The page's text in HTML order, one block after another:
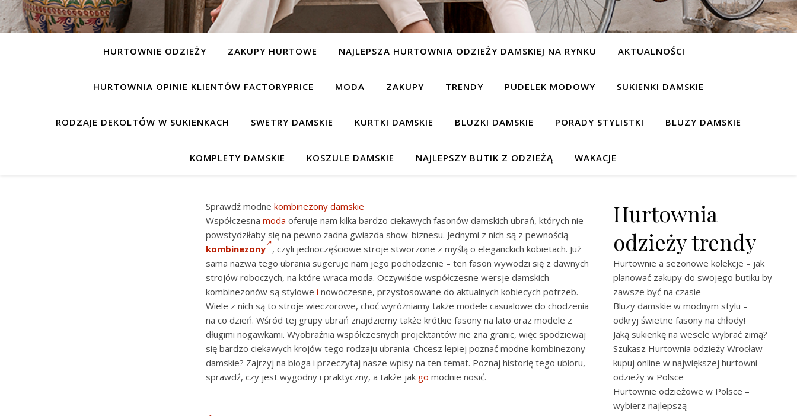
HURTOWNIE ODZIEŻY ZAKUPY HURTOWE NAJLEPSZA HURTOWNIA ODZIEŻY DAMSKIEJ NA RYNKU AKTUALNOŚCI
HURTOWNIA OPINIE KLIENTÓW FACTORYPRICE MODA ZAKUPY TRENDY PUDELEK MODOWY SUKIENKI DAMSKIE
RODZAJE DEKOLTÓW W SUKIENKACH SWETRY DAMSKIE KURTKI DAMSKIE BLUZKI DAMSKIE PORADY STYLISTKI BLUZY DAMSKIE
KOMPLETY DAMSKIE KOSZULE DAMSKIE NAJLEPSZY BUTIK Z ODZIEŻĄ WAKACJE
Sprawdź modne kombinezony damskie
Współczesna moda oferuje nam kilka bardzo ciekawych fasonów damskich ubrań, których nie
powstydziłaby się na pewno żadna gwiazda show-biznesu. Jednymi z nich są z pewnością
kombinezony , czyli jednoczęściowe stroje stworzone z myślą o eleganckich kobietach. Już
sama nazwa tego ubrania sugeruje nam jego pochodzenie – ten fason wywodzi się z dawnych
strojów roboczych, na które wraca moda. Oczywiście współczesne wersje damskich
kombinezonów są stylowe i nowoczesne, przystosowane do aktualnych kobiecych potrzeb.
Wiele z nich są to stroje wieczorowe, choć wyróżniamy także modele casualowe do chodzenia
na co dzień. Wśród tej grupy ubrań znajdziemy także krótkie fasony na lato oraz modele z
długimi nogawkami. Wyobraźnia współczesnych projektantów nie zna granic, więc spodziewaj
się bardzo ciekawych krojów tego rodzaju ubrania. Chcesz lepiej poznać modne kombinezony
damskie? Zajrzyj na bloga i przeczytaj nasze wpisy na ten temat. Poznaj historię tego ubioru,
sprawdź, czy jest wygodny i praktyczny, a także jak go modnie nosić.
Hurtownia
odzieży trendy
Hurtownie a sezonowe kolekcje – jak
planować zakupy do swojego butiku by
zawsze być na czasie
Bluzy damskie w modnym stylu –
odkryj świetne fasony na chłody!
Jaką sukienkę na wesele wybrać zimą?
Szukasz Hurtownia odzieży Wrocław –
kupuj online w największej hurtowni
odzieży w Polsce
Hurtownie odzieżowe w Polsce –
wybierz najlepszą